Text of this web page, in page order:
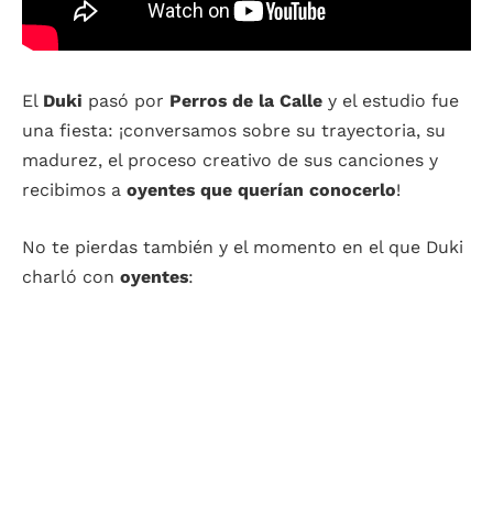
El Duki pasó por Perros de la Calle y el estudio fue
una fiesta: ¡conversamos sobre su trayectoria, su
madurez, el proceso creativo de sus canciones y
recibimos a oyentes que querían conocerlo!
No te pierdas también y el momento en el que Duki
charló con oyentes: